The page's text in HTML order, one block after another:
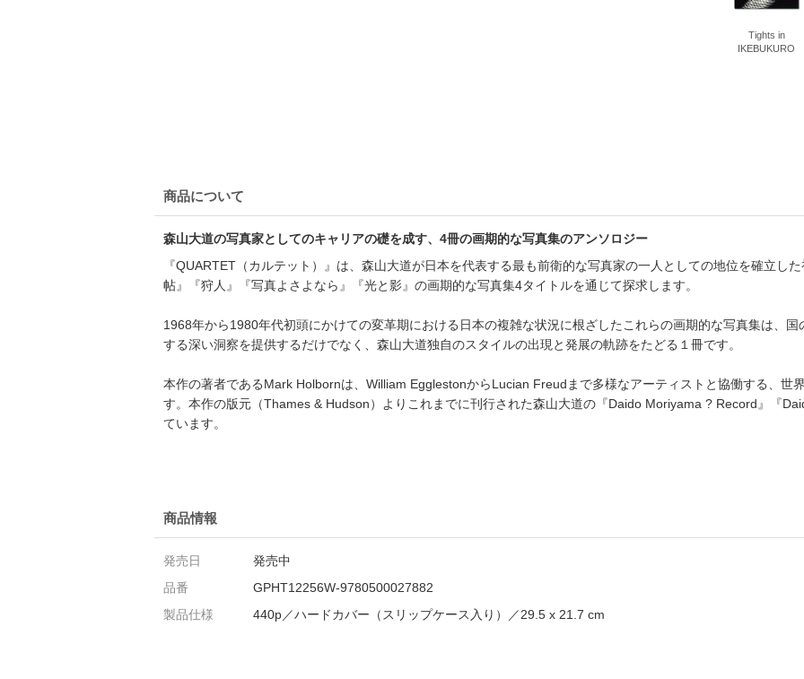
Tights in
IKEBUKURO
商品について
森山大道の写真家としてのキャリアの礎を成す、4冊の画期的な写真集のアンソロジー
『QUARTET（カルテット）』は、森山大道が日本を代表する最も前衛的な写真家の一人としての地位を確立し
帖』『狩人』『写真よさよなら』『光と影』の画期的な写真集4タイトルを通じて探求します。
1968年から1980年代初頭にかけての変革期における日本の複雑な状況に根ざしたこれらの画期的な写真集は、
する深い洞察を提供するだけでなく、森山大道独自のスタイルの出現と発展の軌跡をたどる１冊です。
本作の著者であるMark Holbornは、William EgglestonからLucian Freudまで多様なアーティストと協働する、世
す。本作の版元（Thames & Hudson）よりこれまでに刊行された森山大道の『Daido Moriyama ? Record』『
ています。
商品情報
発売日
発売中
品番
GPHT12256W-9780500027882
製品仕様
440p／ハードカバー（スリップケース入り）／29.5 x 21.7 cm